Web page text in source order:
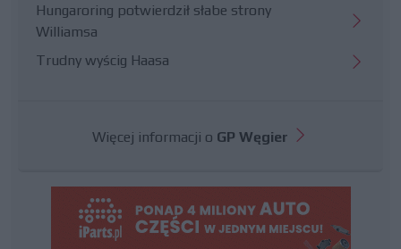
Hungaroring potwierdził słabe strony
Williamsa
Trudny wyścig Haasa
Więcej informacji o GP Węgier